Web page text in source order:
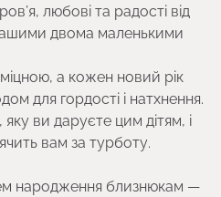
любові та радості від
двома маленькими
а кожен новий рік
для гордості і натхнення.
ви даруєте цим дітям, і
вам за турботу.
народження близнюкам —